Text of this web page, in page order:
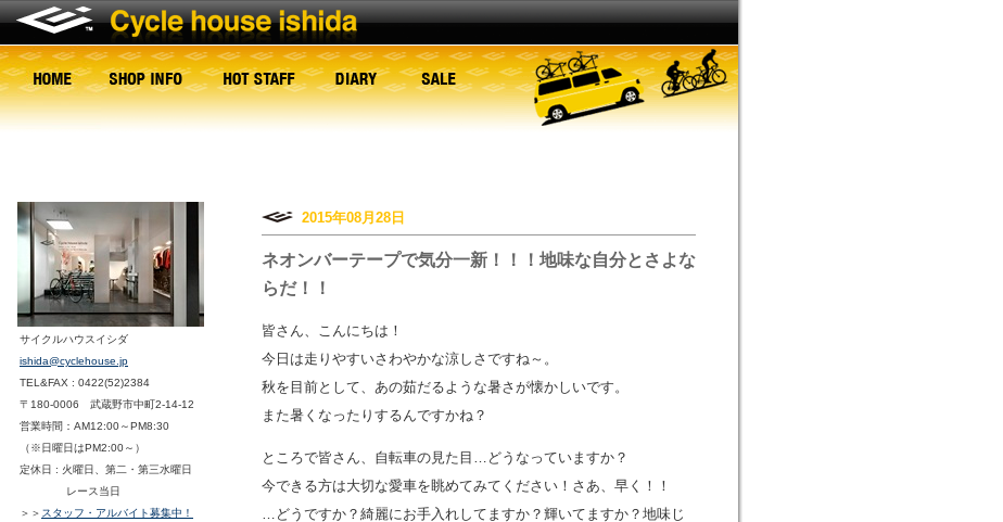
2015年08月28日
ネオンバーテープで気分一新！！！地味な自分とさよな
らだ！！
皆さん、こんにちは！
今日は走りやすいさわやかな涼しさですね～。
秋を目前として、あの茹だるような暑さが懐かしいです。
また暑くなったりするんですかね？
ところで皆さん、自転車の見た目…どうなっていますか？
今できる方は大切な愛車を眺めてみてください！さあ、早く！！
…どうですか？綺麗にお手入れしてますか？輝いてますか？地味じ
サイクルハウスイシダ
ishida@cyclehouse.jp
TEL&FAX : 0422(52)2384
〒180-0006 武蔵野市中町2-14-12
営業時間：AM12:00～PM8:30
（※日曜日はPM2:00～）
定休日 : 火曜日、第二・第三水曜日
レース当日
＞＞ スタッフ・アルバイト募集中！